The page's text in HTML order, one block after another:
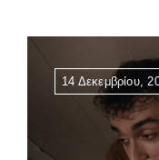
14 Δεκεμβρίου,